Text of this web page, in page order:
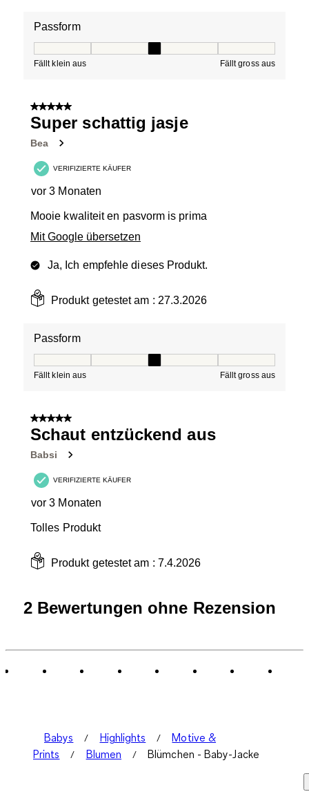
Passform
Fällt klein aus Fällt gross aus
5 von 5 Sternen.
Super schattig jasje
Bea
VERIFIZIERTE KÄUFER
vor 3 Monaten
Mooie kwaliteit en pasvorm is prima
Mit Google übersetzen
Ja, Ich empfehle dieses Produkt.
Produkt getestet am : 27.3.2026
Passform
Fällt klein aus Fällt gross aus
5 von 5 Sternen.
Schaut entzückend aus
Babsi
VERIFIZIERTE KÄUFER
vor 3 Monaten
Tolles Produkt
Produkt getestet am : 7.4.2026
2 Bewertungen ohne Rezension
Babys Highlights
Motive &
Prints
Blumen Blümchen - Baby-Jacke